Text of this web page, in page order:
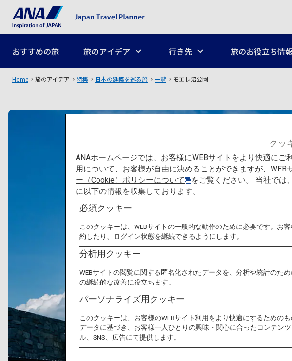
おすすめの旅 旅のアイデア 行き先 旅のお役立ち情報
Home 旅のアイデア 特集 日本の建築を巡る旅 一覧 モエレ沼公園
クッ
ANAホームページでは、お客様にWEBサイトをより快適に
用について、お客様が自由に決めることができますが、
ー（Cookie）ポリシーについて
をご覧ください。 当社では
に以下の情報を収集しております。
必須クッキー
このクッキーは、WEBサイトの一般的な動作のために必要です。お
約したり、ログイン状態を継続できるようにします。
分析用クッキー
WEBサイトの閲覧に関する匿名化されたデータを、分析や統計のため
の継続的な改善に役立ちます。
パーソナライズ用クッキー
このクッキーは、お客様のWEBサイト利用をより快適にするための
データに基づき、お客様一人ひとりの興味・関心に合ったコンテンツ
ル、SNS、広告にて提供します。